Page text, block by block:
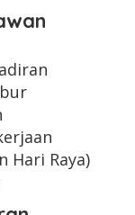
Hari Raya)